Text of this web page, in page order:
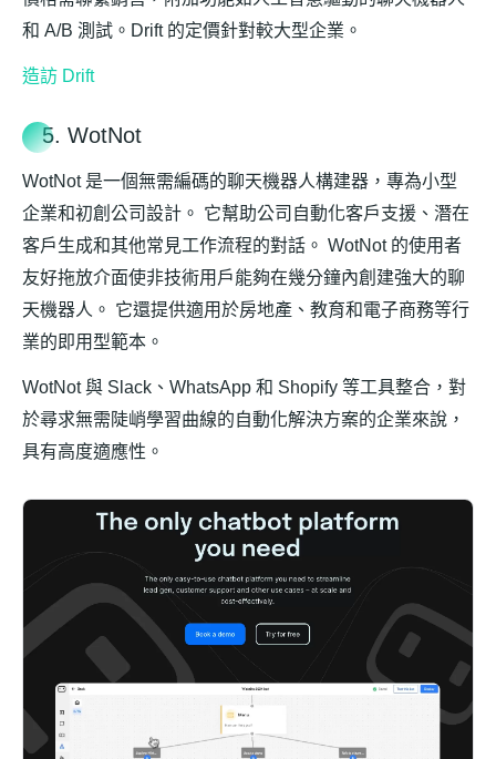
和 A/B 測試。Drift 的定價針對較大型企業。
造訪 Drift
5. WotNot
WotNot 是一個無需編碼的聊天機器人構建器，專為小型
企業和初創公司設計。 它幫助公司自動化客戶支援、潛在
客戶生成和其他常見工作流程的對話。 WotNot 的使用者
友好拖放介面使非技術用戶能夠在幾分鐘內創建強大的聊
天機器人。 它還提供適用於房地產、教育和電子商務等行
業的即用型範本。
WotNot 與 Slack、WhatsApp 和 Shopify 等工具整合，對
於尋求無需陡峭學習曲線的自動化解決方案的企業來說，
具有高度適應性。